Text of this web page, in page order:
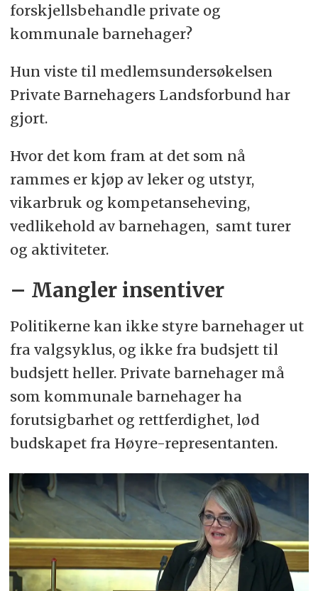
forskjellsbehandle private og
kommunale barnehager?
Hun viste til medlemsundersøkelsen
Private Barnehagers Landsforbund har
gjort.
Hvor det kom fram at det som nå
rammes er kjøp av leker og utstyr,
vikarbruk og kompetanseheving,
vedlikehold av barnehagen, samt turer
og aktiviteter.
– Mangler insentiver
Politikerne kan ikke styre barnehager ut
fra valgsyklus, og ikke fra budsjett til
budsjett heller. Private barnehager må
som kommunale barnehager ha
forutsigbarhet og rettferdighet, lød
budskapet fra Høyre-representanten.